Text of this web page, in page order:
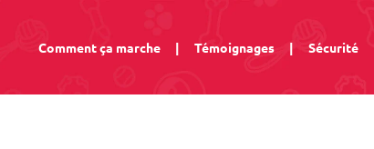
Comment ça marche | Témoignages | Sécurité